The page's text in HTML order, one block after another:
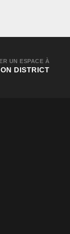
UN ESPACE À
DISTRICT